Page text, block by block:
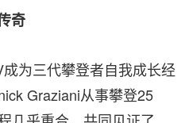
奇
为三代攀登者自我成长经
Graziani从事攀登25